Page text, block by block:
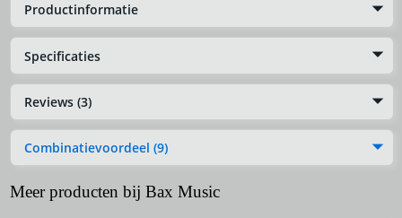
Productinformatie
Specificaties
Reviews (3)
Combinatievoordeel (9)
Meer producten bij Bax Music